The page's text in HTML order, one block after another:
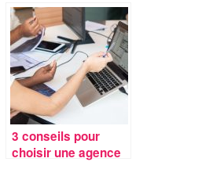
3 conseils pour
choisir une agence